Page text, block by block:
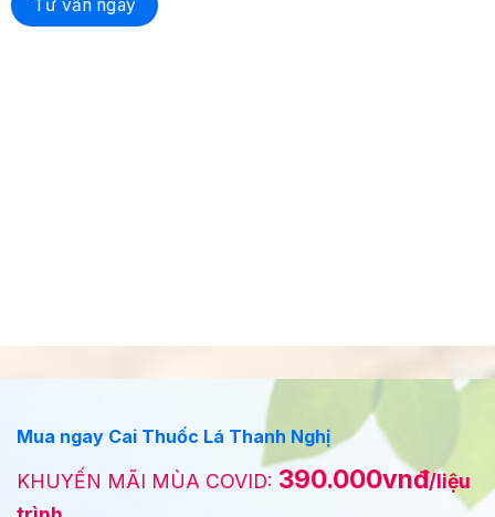
Mua ngay Cai Thuốc Lá Thanh Nghị
KHUYẾN MÃI MÙA COVID: 390.000vnđ/liệu